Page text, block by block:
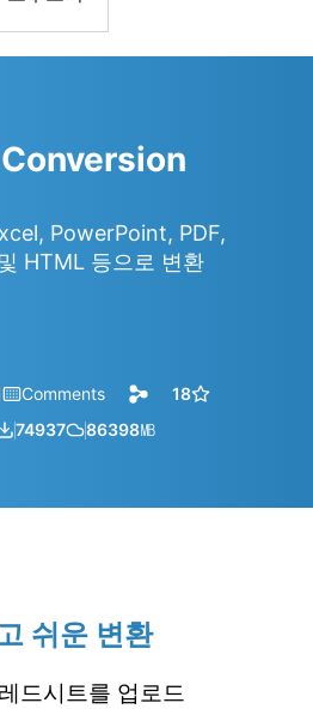
PowerPoint, PDF,
HTML 등으로 변환
Comments
18
74937 86398㎆︎
쉬운 변환
드시트를 업로드